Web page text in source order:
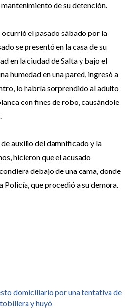
de su detención.
el pasado sábado por la
se presentó en la casa de su
en la ciudad de Salta y bajo el
humedad en una pared, ingresó a
lo habría sorprendido al adulto
con fines de robo, causándole
auxilio del damnificado y la
hicieron que el acusado
debajo de una cama, donde
Policía, que procedió a su demora.
domiciliario por una tentativa de
y huyó